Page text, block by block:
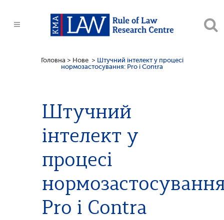
Головна > Нове > Штучний інтелект у процесі
нормозастосування: Pro i Сontra
Штучний
інтелект у
процесі
Pro i Сontra